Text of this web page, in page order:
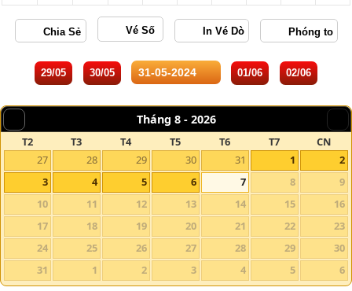
Vé Số
29/05 30/05 01/06 02/06
Tháng 8 - 2026
T2 T3 T4 T5 T6 T7
CN
27
28 29 30 31 1
2
3
4 5 6 7 8
9
10
11 12 13 14 15
16
17
18 19 20 21 22
23
24
25 26 27 28 29
30
31
1 2 3 4 5 6